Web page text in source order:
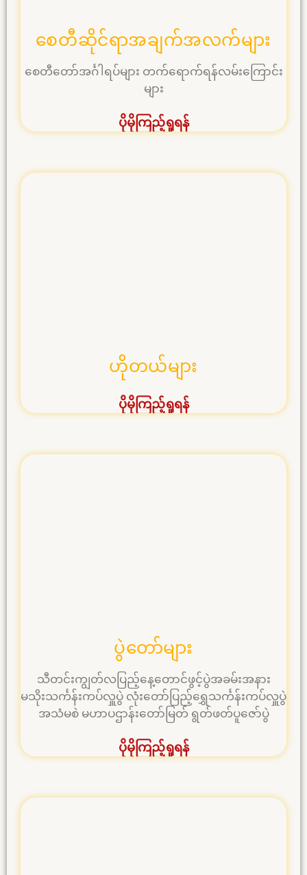
စေတီဆိုင်ရာအချက်အလက်များ
စေတီတော်အင်္ဂါရပ်များ တက်ရောက်ရန်လမ်းကြောင်း
များ
ပိုမိုကြည့်ရှုရန်
ဟိုတယ်များ
ပိုမိုကြည့်ရှုရန်
ပွဲတော်များ
သီတင်းကျွတ်လပြည့်နေ့တောင်ဖွင့်ပွဲအခမ်းအနား
မသိုးသင်္ကန်းကပ်လှူပွဲ လုံးတော်ပြည့်ရွှေသင်္ကန်းကပ်လှူပွဲ
အသံမစဲ မဟာပဌာန်းတော်မြတ် ရွတ်ဖတ်ပူဇော်ပွဲ
ပိုမိုကြည့်ရှုရန်